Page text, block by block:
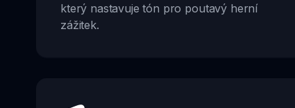
který nastavuje tón pro poutavý herní
zážitek.